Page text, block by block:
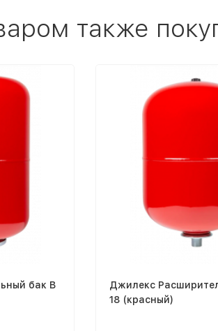
также
бак В
Джилекс
18 (красный)